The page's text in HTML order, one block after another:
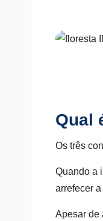
Qual
Os três
Quando a
arrefecer
Apesar de